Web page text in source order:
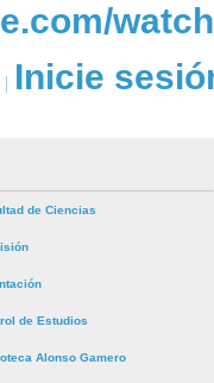
Inicie
de Ciencias
de Estudios
Alonso Gamero